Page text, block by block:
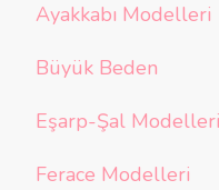
Ayakkabı Modelleri
Büyük Beden
Eşarp-Şal Modelleri
Ferace Modelleri